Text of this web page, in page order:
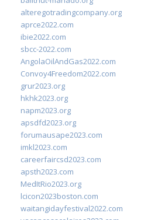
alteregotradingcompany.org
aprce2022.com
ibie2022.com
sbcc-2022.com
AngolaOilAndGas2022.com
Convoy4Freedom2022.com
grur2023.org
hkhk2023.org
napm2023.org
apsdfd2023.org
forumausape2023.com
imkl2023.com
careerfaircsd2023.com
apsth2023.com
MedItRio2023.org
lcicon2023boston.com
waitangidayfestival2022.com